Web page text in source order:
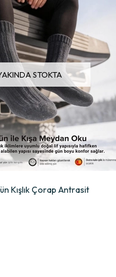
STOKTA
Kışlık Çorap Antrasit